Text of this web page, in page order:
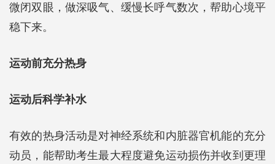
微闭双眼，做深吸气、缓慢长呼气数次，帮助心境平
稳下来。
运动前充分热身
运动后科学补水
有效的热身活动是对神经系统和内脏器官机能的充分
动员，能帮助考生最大程度避免运动损伤并收到更理